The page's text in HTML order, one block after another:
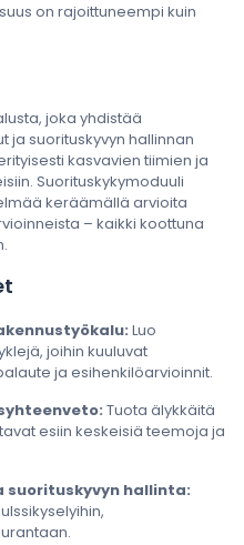
on rajoittuneempi kuin
joka yhdistää
ja suorituskyvyn hallinnan
kasvavien tiimien ja
Suorituskykymoduuli
keräämällä arvioita
– kaikki koottuna
Luo
joihin kuuluvat
ja esihenkilöarvioinnit.
Tuota älykkäitä
esiin keskeisiä teemoja ja
hallinta: